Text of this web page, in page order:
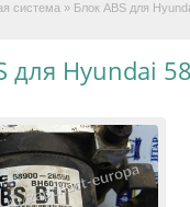
система » Блок ABS для
для Hyundai